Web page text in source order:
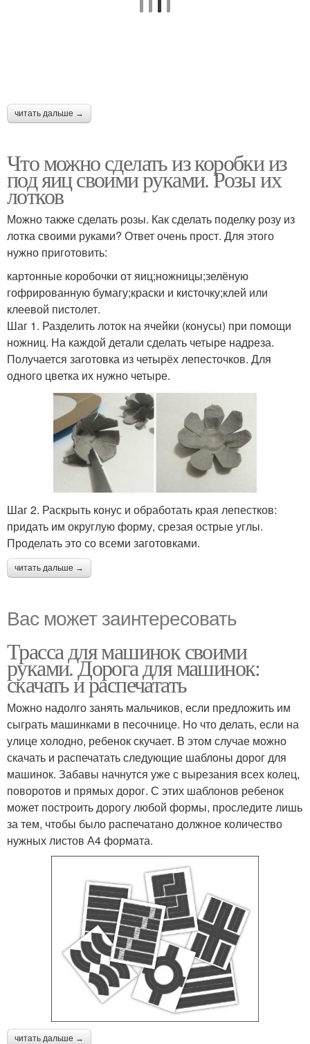
читать дальше →
Что можно сделать из коробки из
под яиц своими руками. Розы их
лотков
Можно также сделать розы. Как сделать поделку розу из
лотка своими руками? Ответ очень прост. Для этого
нужно приготовить:
картонные коробочки от яиц;ножницы;зелёную
гофрированную бумагу;краски и кисточку;клей или
клеевой пистолет.
Шаг 1. Разделить лоток на ячейки (конусы) при помощи
ножниц. На каждой детали сделать четыре надреза.
Получается заготовка из четырёх лепесточков. Для
одного цветка их нужно четыре.
Шаг 2. Раскрыть конус и обработать края лепестков:
придать им округлую форму, срезая острые углы.
Проделать это со всеми заготовками.
читать дальше →
Вас может заинтересовать
Трасса для машинок своими
руками. Дорога для машинок:
скачать и распечатать
Можно надолго занять мальчиков, если предложить им
сыграть машинками в песочнице. Но что делать, если на
улице холодно, ребенок скучает. В этом случае можно
скачать и распечатать следующие шаблоны дорог для
машинок. Забавы начнутся уже с вырезания всех колец,
поворотов и прямых дорог. С этих шаблонов ребенок
может построить дорогу любой формы, проследите лишь
за тем, чтобы было распечатано должное количество
нужных листов А4 формата.
читать дальше →